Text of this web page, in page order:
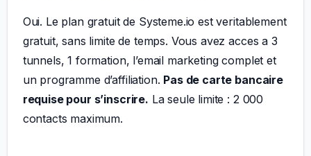
Oui. Le plan gratuit de Systeme.io est veritablement
gratuit, sans limite de temps. Vous avez acces a 3
tunnels, 1 formation, l’email marketing complet et
un programme d’affiliation. Pas de carte bancaire
requise pour s’inscrire. La seule limite : 2 000
contacts maximum.